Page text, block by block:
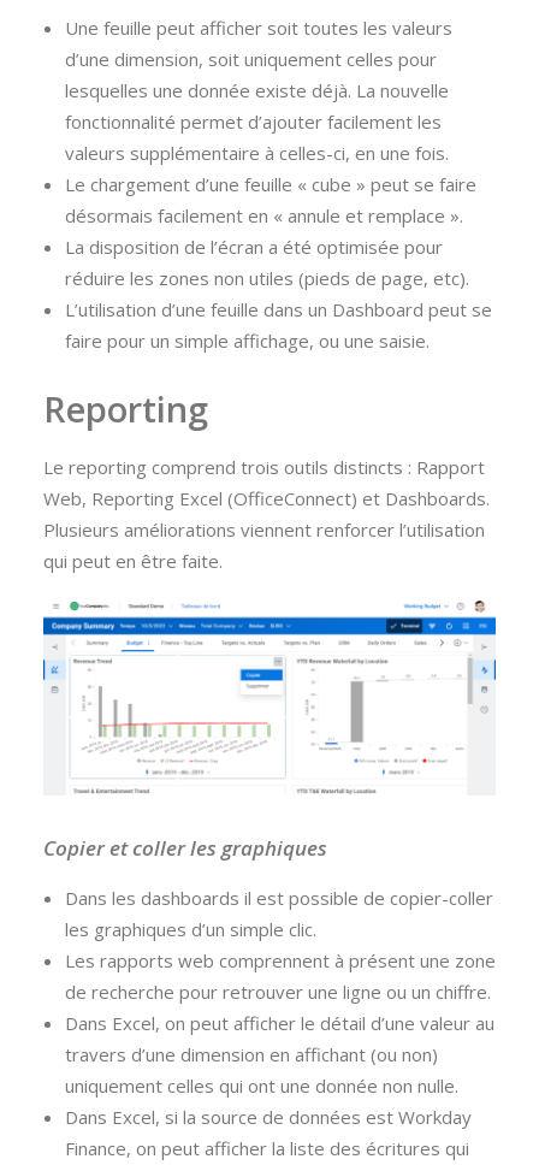
Une feuille peut afficher soit toutes les valeurs
d’une dimension, soit uniquement celles pour
lesquelles une donnée existe déjà. La nouvelle
fonctionnalité permet d’ajouter facilement les
valeurs supplémentaire à celles-ci, en une fois.
Le chargement d’une feuille « cube » peut se faire
désormais facilement en « annule et remplace ».
La disposition de l’écran a été optimisée pour
réduire les zones non utiles (pieds de page, etc).
L’utilisation d’une feuille dans un Dashboard peut se
faire pour un simple affichage, ou une saisie.
Reporting
Le reporting comprend trois outils distincts : Rapport
Web, Reporting Excel (OfficeConnect) et Dashboards.
Plusieurs améliorations viennent renforcer l’utilisation
qui peut en être faite.
Copier et coller les graphiques
Dans les dashboards il est possible de copier-coller
les graphiques d’un simple clic.
Les rapports web comprennent à présent une zone
de recherche pour retrouver une ligne ou un chiffre.
Dans Excel, on peut afficher le détail d’une valeur au
travers d’une dimension en affichant (ou non)
uniquement celles qui ont une donnée non nulle.
Dans Excel, si la source de données est Workday
Finance, on peut afficher la liste des écritures qui